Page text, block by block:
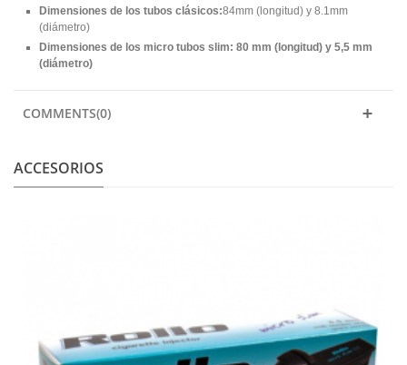
Dimensiones de los tubos clásicos:84mm (longitud) y 8.1mm
(diámetro)
Dimensiones de los micro tubos slim: 80 mm (longitud) y 5,5 mm
(diámetro)
COMMENTS(0)
ACCESORIOS